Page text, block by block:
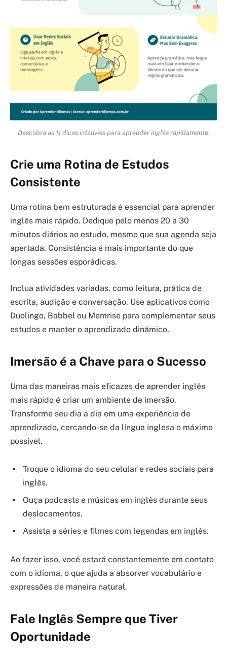
Descubra as 11 dicas infalíveis para aprender inglês rapidamente.
Crie uma Rotina de Estudos
Consistente
Uma rotina bem estruturada é essencial para aprender
inglês mais rápido. Dedique pelo menos 20 a 30
minutos diários ao estudo, mesmo que sua agenda seja
apertada. Consistência é mais importante do que
longas sessões esporádicas.
Inclua atividades variadas, como leitura, prática de
escrita, audição e conversação. Use aplicativos como
Duolingo, Babbel ou Memrise para complementar seus
estudos e manter o aprendizado dinâmico.
Imersão é a Chave para o Sucesso
Uma das maneiras mais eficazes de aprender inglês
mais rápido é criar um ambiente de imersão.
Transforme seu dia a dia em uma experiência de
aprendizado, cercando-se da língua inglesa o máximo
possível.
Troque o idioma do seu celular e redes sociais para
inglês.
Ouça podcasts e músicas em inglês durante seus
deslocamentos.
Assista a séries e filmes com legendas em inglês.
Ao fazer isso, você estará constantemente em contato
com o idioma, o que ajuda a absorver vocabulário e
expressões de maneira natural.
Fale Inglês Sempre que Tiver
Oportunidade